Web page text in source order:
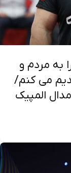
به مردم و
می کنم/
المپیک